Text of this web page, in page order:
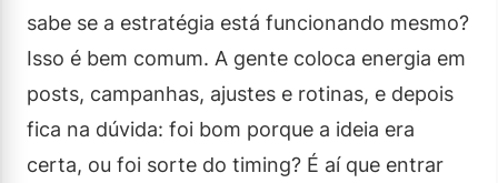
sabe se a estratégia está funcionando mesmo?
Isso é bem comum. A gente coloca energia em
posts, campanhas, ajustes e rotinas, e depois
fica na dúvida: foi bom porque a ideia era
certa, ou foi sorte do timing? É aí que entrar